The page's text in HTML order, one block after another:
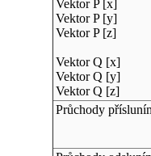
Vektor P [x]
Vektor P [y]
Vektor P [z]
Vektor Q [x]
Vektor Q [y]
Vektor Q [z]
Průchody